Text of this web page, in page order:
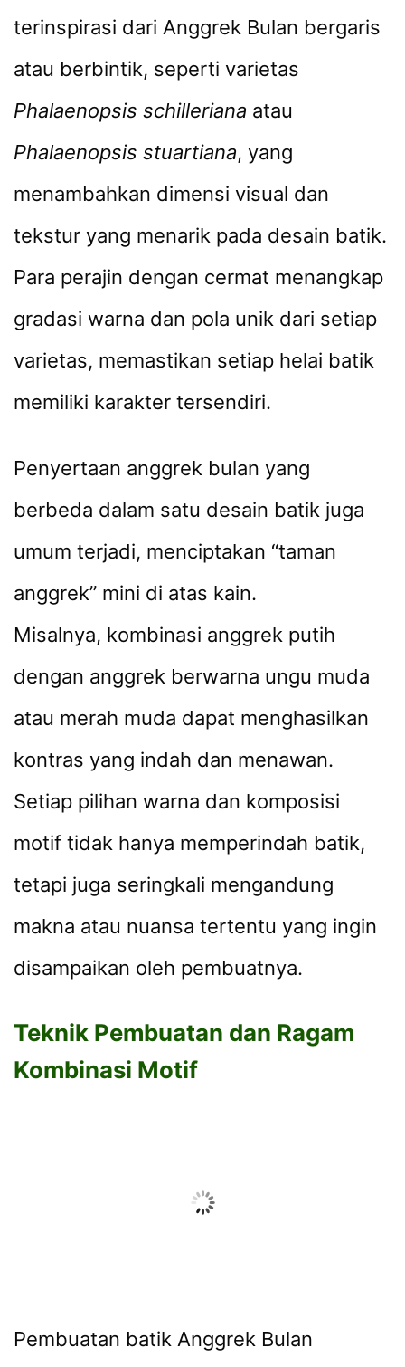
terinspirasi dari Anggrek Bulan bergaris
atau berbintik, seperti varietas
Phalaenopsis schilleriana atau
Phalaenopsis stuartiana, yang
menambahkan dimensi visual dan
tekstur yang menarik pada desain batik.
Para perajin dengan cermat menangkap
gradasi warna dan pola unik dari setiap
varietas, memastikan setiap helai batik
memiliki karakter tersendiri.
Penyertaan anggrek bulan yang
berbeda dalam satu desain batik juga
umum terjadi, menciptakan “taman
anggrek” mini di atas kain.
Misalnya, kombinasi anggrek putih
dengan anggrek berwarna ungu muda
atau merah muda dapat menghasilkan
kontras yang indah dan menawan.
Setiap pilihan warna dan komposisi
motif tidak hanya memperindah batik,
tetapi juga seringkali mengandung
makna atau nuansa tertentu yang ingin
disampaikan oleh pembuatnya.
Teknik Pembuatan dan Ragam
Kombinasi Motif
Pembuatan batik Anggrek Bulan